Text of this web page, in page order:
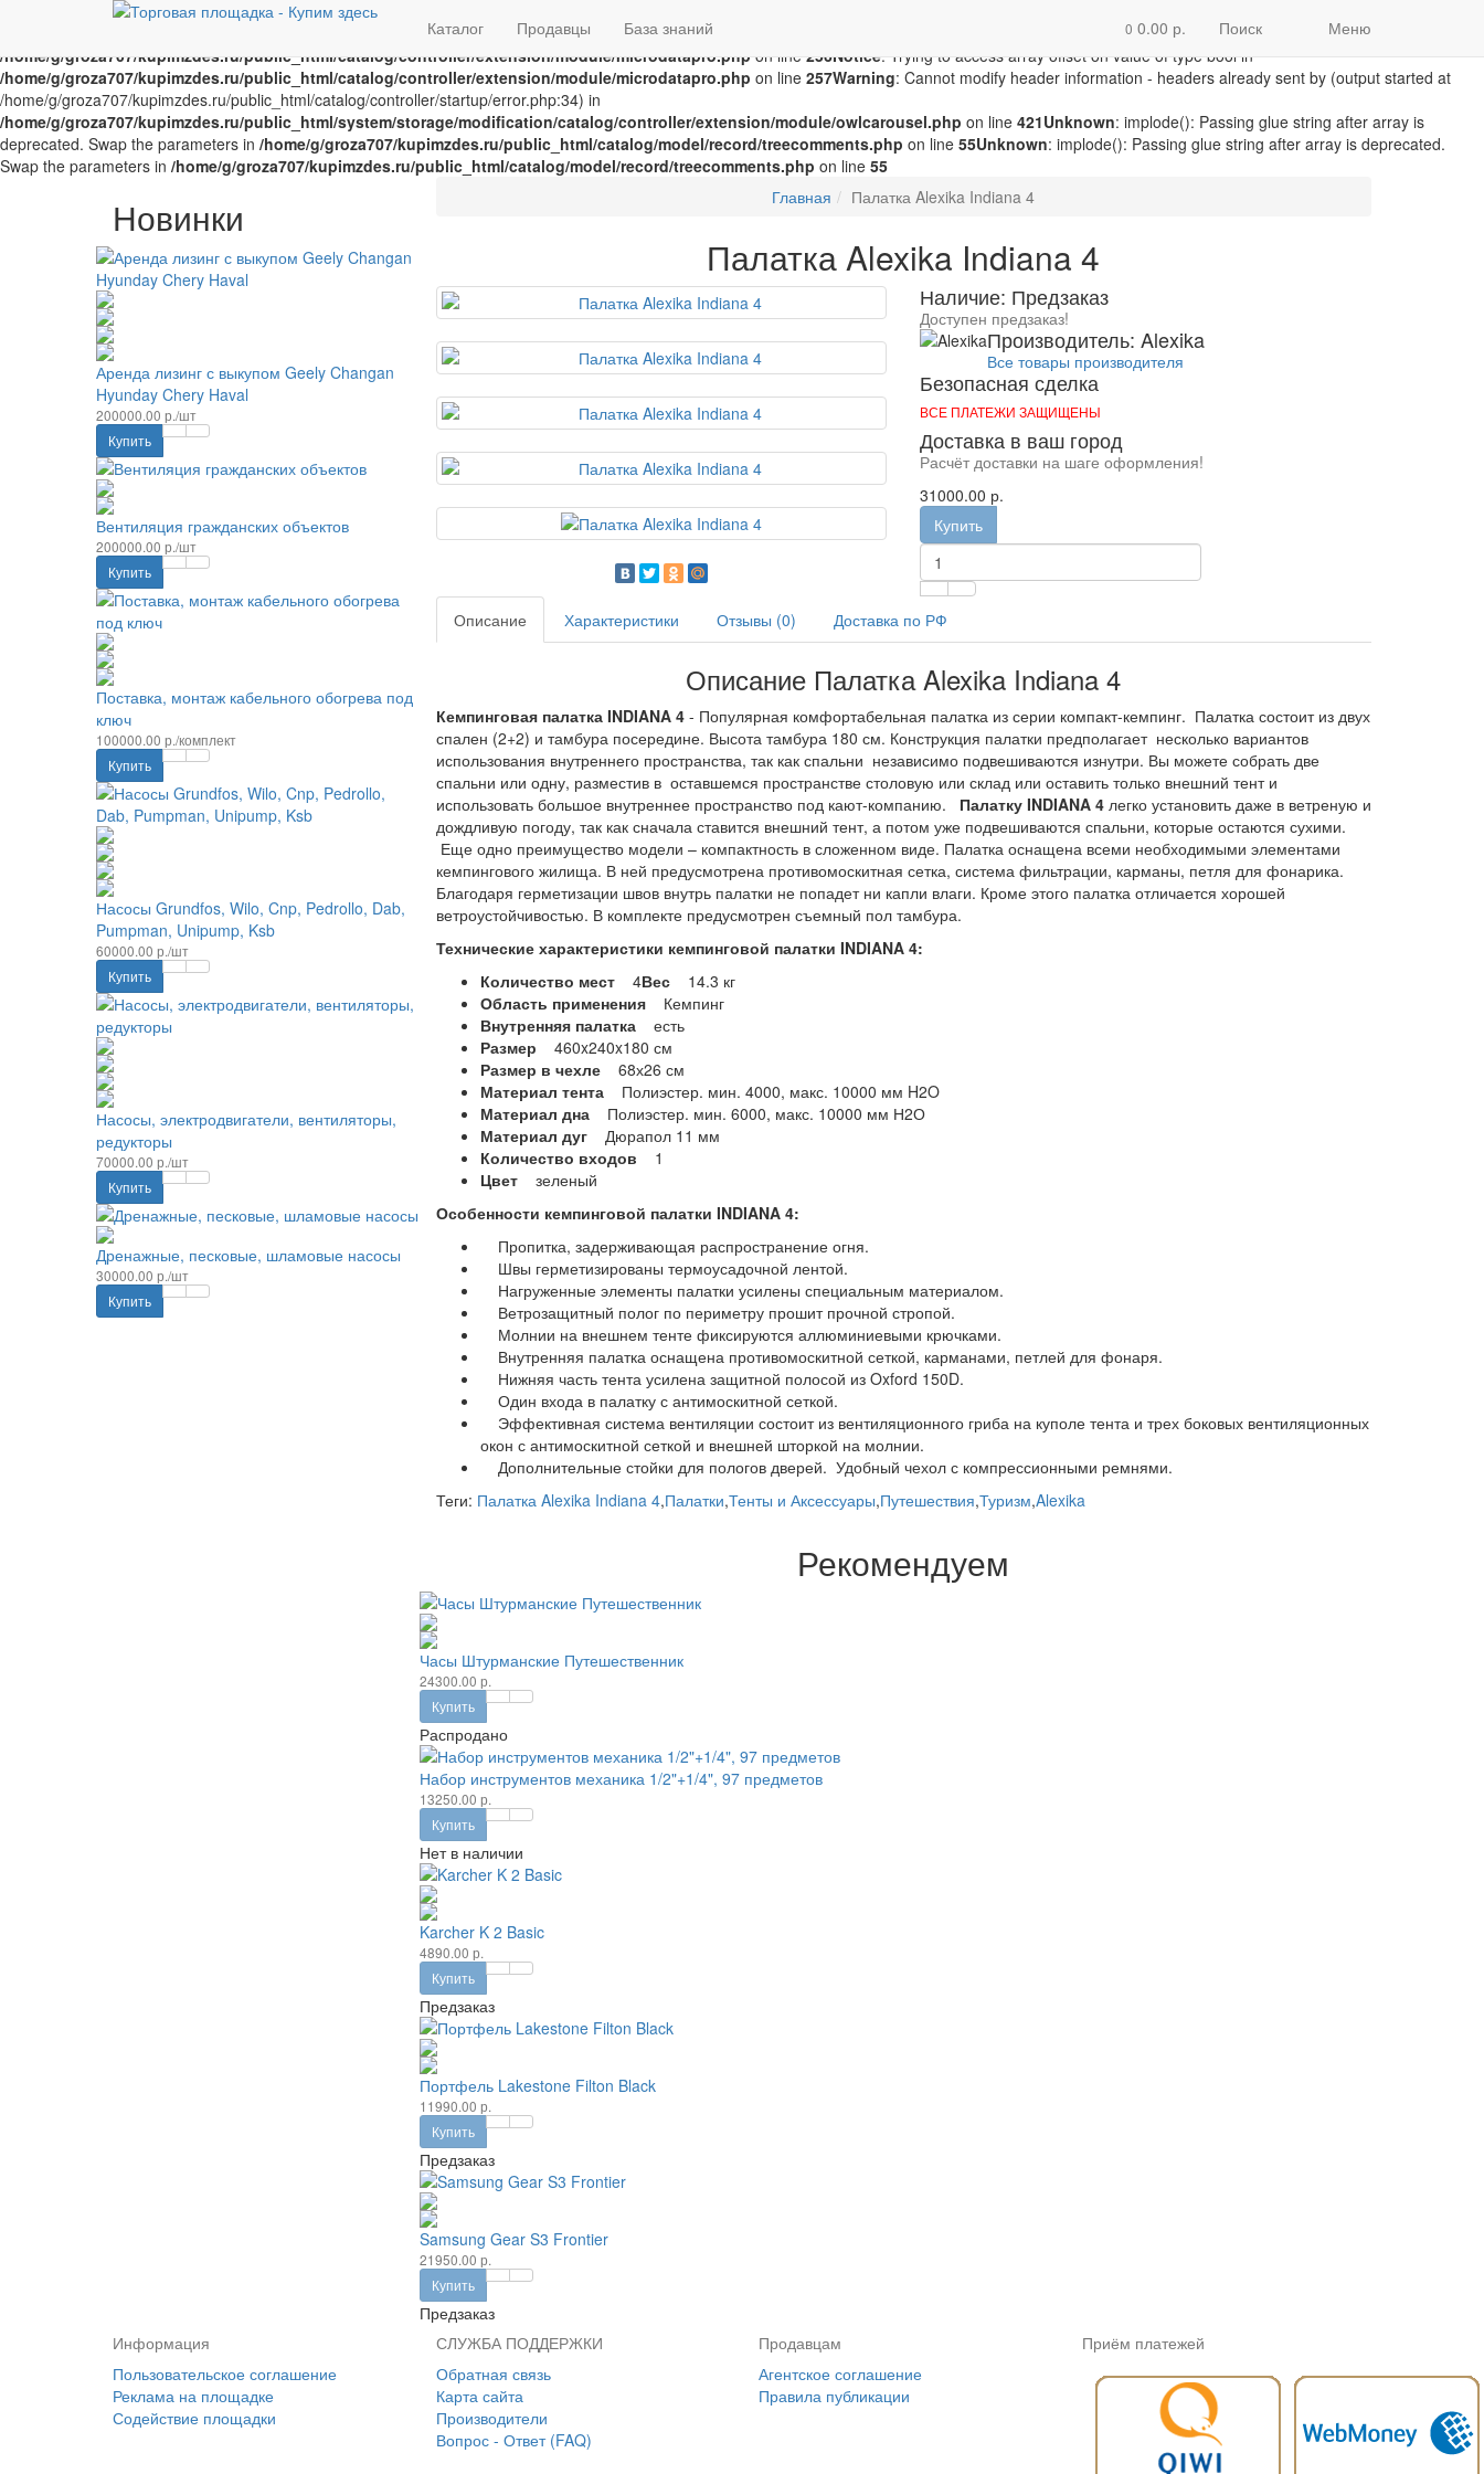
: Trying to access array offset on value of type bool in
/home/g/groza707/kupimzdes.ru/public_html/catalog/controller/extension/module/microdatapro.php
: Trying to access array offset on value of type bool in
/home/g/groza707/kupimzdes.ru/public_html/catalog/controller/extension/module/microdatapro.phpon line256Notice: Trying to access array offset on value of type bool in
/home/g/groza707/kupimzdes.ru/public_html/catalog/controller/extension/module/microdatapro.php on line 257Warning: Cannot modify header information - headers already sent by (output started at
/home/g/groza707/kupimzdes.ru/public_html/catalog/controller/startup/error.php:34) in
/home/g/groza707/kupimzdes.ru/public_html/system/storage/modification/catalog/controller/extension/module/owlcarousel.php on line 421Unknown: implode(): Passing glue string after array is
deprecated. Swap the parameters in /home/g/groza707/kupimzdes.ru/public_html/catalog/model/record/treecomments.php on line 55Unknown: implode(): Passing glue string after array is deprecated.
Swap the parameters in /home/g/groza707/kupimzdes.ru/public_html/catalog/model/record/treecomments.php on line 55
Каталог Продавцы База знаний 0 0.00 р. Поиск Меню
Новинки
Аренда лизинг с выкупом Geely Changan
Hyunday Chery Haval
200000.00 р./шт
Купить
Вентиляция гражданских объектов
200000.00 р./шт
Купить
Поставка, монтаж кабельного обогрева под
ключ
100000.00 р./комплект
Купить
Насосы Grundfos, Wilo, Cnp, Pedrollo, Dab,
Pumpman, Unipump, Ksb
60000.00 р./шт
Купить
Насосы, электродвигатели, вентиляторы,
редукторы
70000.00 р./шт
Купить
Дренажные, песковые, шламовые насосы
30000.00 р./шт
Купить
Главная Палатка Alexika Indiana 4
Палатка Alexika Indiana 4
Наличие: Предзаказ
Доступен предзаказ!
Производитель: Alexika
Все товары производителя
Безопасная сделка
ВСЕ ПЛАТЕЖИ ЗАЩИЩЕНЫ
Доставка в ваш город
Расчёт доставки на шаге оформления!
31000.00 р.
Купить
Описание Характеристики Отзывы (0) Доставка по РФ
Описание Палатка Alexika Indiana 4
Кемпинговая палатка INDIANA 4- Популярная комфортабельная палатка из серии компакт-кемпинг. Палатка состоит из двух
спален (2+2) и тамбура посередине. Высота тамбура 180 см. Конструкция палатки предполагает несколько вариантов
использования внутреннего пространства, так как спальни независимо подвешиваются изнутри. Вы можете собрать две
спальни или одну, разместив в оставшемся пространстве столовую или склад или оставить только внешний тент и
использовать большое внутреннее пространство под кают-компанию. Палатку INDIANA 4легко установить даже в ветреную и
дождливую погоду, так как сначала ставится внешний тент, а потом уже подвешиваются спальни, которые остаются сухими.
Еще одно преимущество модели – компактность в сложенном виде. Палатка оснащена всеми необходимыми элементами
кемпингового жилища. В ней предусмотрена противомоскитная сетка, система фильтрации, карманы, петля для фонарика.
Благодаря герметизации швов внутрь палатки не попадет ни капли влаги. Кроме этого палатка отличается хорошей
ветроустойчивостью. В комплекте предусмотрен съемный пол тамбура.
Технические характеристики кемпинговой палатки INDIANA 4:
Количество мест4Вес14.3 кг
Область примененияКемпинг
Внутренняя палаткаесть
Размер 460x240x180 см
Размер в чехле68х26 см
Материал тентаПолиэстер. мин. 4000, макс. 10000 мм H2O
Материал дна
Полиэстер. мин. 6000, макс. 10000 мм Н2О
Материал дуг
Дюрапол 11 мм
Количество входов 1
Цвет
зеленый
Особенности кемпинговой палатки INDIANA 4:
Пропитка, задерживающая распространение огня.
Швы герметизированы термоусадочной лентой.
Нагруженные элементы палатки усилены специальным материалом.
Ветрозащитный полог по периметру прошит прочной стропой.
Молнии на внешнем тенте фиксируются аллюминиевыми крючками.
Внутренняя палатка оснащена противомоскитной сеткой, карманами, петлей для фонаря.
Нижняя часть тента усилена защитной полосой из Oxford 150D.
Один входа в палатку с антимоскитной сеткой.
Эффективная система вентиляции состоит из вентиляционного гриба на куполе тента и трех боковых вентиляционных
окон с антимоскитной сеткой и внешней шторкой на молнии.
Дополнительные стойки для пологов дверей. Удобный чехол с компрессионными ремнями.
Теги: Палатка Alexika Indiana 4,Палатки,Тенты и Аксессуары,Путешествия,Туризм,Alexika
Рекомендуем
Часы Штурманские Путешественник
24300.00 р.
Купить
Распродано
Набор инструментов механика 1/2"+1/4", 97 предметов
13250.00 р.
Купить
Нет в наличии
Karcher K 2 Basic
4890.00 р.
Купить
Предзаказ
Портфель Lakestone Filton Black
11990.00 р.
Купить
Предзаказ
Samsung Gear S3 Frontier
21950.00 р.
Купить
Предзаказ
Информация
Пользовательское соглашение
Реклама на площадке
Содействие площадки
СЛУЖБА ПОДДЕРЖКИ
Обратная связь
Карта сайта
Производители
Вопрос - Ответ (FAQ)
Продавцам
Агентское соглашение
Правила публикации
Приём платежей